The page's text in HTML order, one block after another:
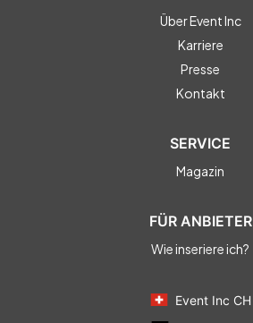
Über Event Inc
Karriere
Presse
Kontakt
SERVICE
Magazin
FÜR ANBIETER
Wie inseriere ich?
Event Inc CH